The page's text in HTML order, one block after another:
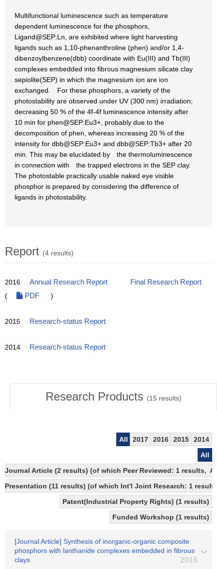
Multifunctional luminescence such as temperature
dependent luminescence for the phosphors,
Ligand@SEP:Ln, are exhibited where light harvesting
ligands such as 1,10-phenanthroline (phen) and/or 1,4-
dibenzoylbenzene(dbb) coordinate with Eu(III) and Tb(III)
complexes embedded into fibrous magnesium silicate clay
sepiolite(SEP) in which the magnesium ion are ion
exchanged. For these phosphors, a variety of the
photostability are observed under UV (300 nm) irradiation;
decreasing 50 % of the 4f-4f luminescence intensity after
10 min for phen@SEP:Eu3+, probably due to the
decomposition of phen, whereas increasing 20 % of the
intensity for dbb@SEP:Eu3+ and dbb@SEP:Tb3+ after 20
min. This may be elucidated by the thermoluminescence
in connection with the trapped electrons in the SEP clay.
The photostable practically usable naked eye visible
phosphor is prepared by considering the difference of
ligands in photostability.
Report (4 results)
2016 Annual Research Report
Final Research Report
(
PDF )
2015 Research-status Report
2014 Research-status Report
Research Products (15 results)
All 2017 2016 2015
2014
All
Journal Article (2 results) (of which Peer Reviewed: 1 results,
Presentation (11 results) (of which Int'l Joint Research: 1
Patent(Industrial Property Rights) (1 results)
Funded Workshop (1 results)
[Journal Article] Synthesis of inorganic-organic composite
phosphors with lanthanide complexes embedded in fibrous
clays
2016